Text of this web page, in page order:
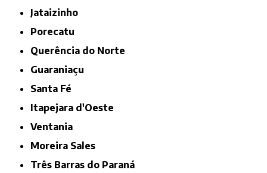
Jataizinho
Porecatu
Querência do Norte
Guaraniaçu
Santa Fé
Itapejara d'Oeste
Ventania
Moreira Sales
Três Barras do Paraná